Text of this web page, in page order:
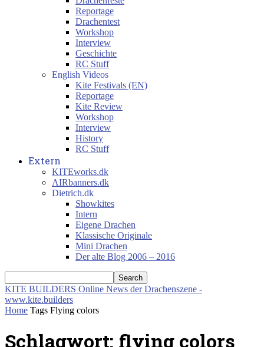
Reportage
Drachentest
Workshop
Interview
Geschichte
RC Stuff
English Videos
Kite Festivals (EN)
Reportage
Kite Review
Workshop
Interview
History
RC Stuff
Extern
KITEworks.dk
AIRbanners.dk
Dietrich.dk
Showkites
Intern
Eigene Drachen
Klassische Originale
Mini Drachen
Der alte Blog 2006 – 2016
KITE BUILDERS Online News der Drachenszene -
www.kite.builders
Home Tags Flying colors
Schlagwort: flying colors